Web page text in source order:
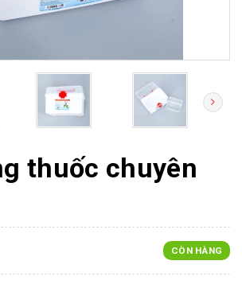
thuốc chuyên
CÒN HÀNG